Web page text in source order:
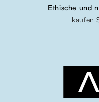
Ethische und
kaufen